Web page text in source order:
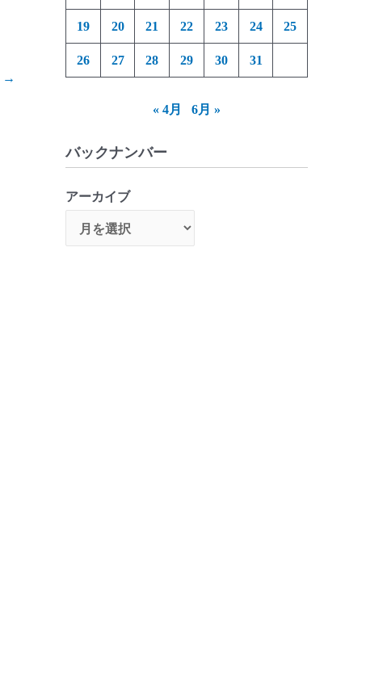
→
19 20 21 22 23 24 25
26 27 28 29 30 31
« 4月 6月 »
バックナンバー
アーカイブ